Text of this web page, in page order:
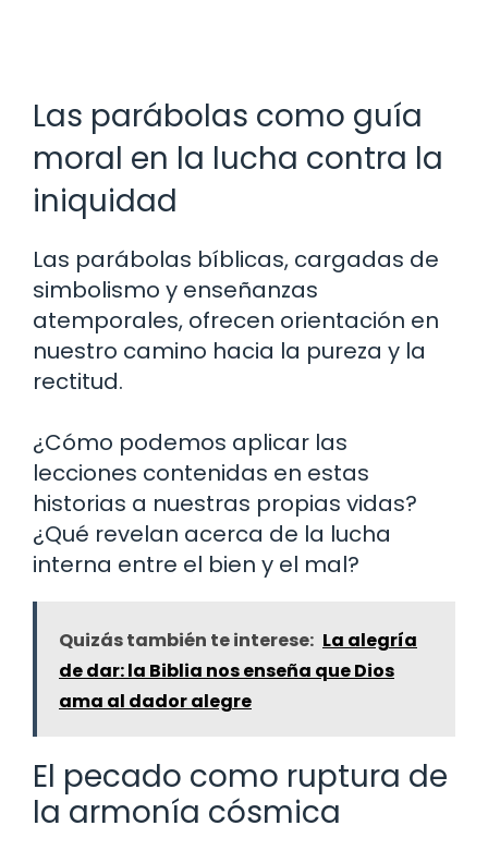
Las parábolas como guía
moral en la lucha contra la
iniquidad
Las parábolas bíblicas, cargadas de
simbolismo y enseñanzas
atemporales, ofrecen orientación en
nuestro camino hacia la pureza y la
rectitud.
¿Cómo podemos aplicar las
lecciones contenidas en estas
historias a nuestras propias vidas?
¿Qué revelan acerca de la lucha
interna entre el bien y el mal?
Quizás también te interese: La alegría
de dar: la Biblia nos enseña que Dios
ama al dador alegre
El pecado como ruptura de
la armonía cósmica